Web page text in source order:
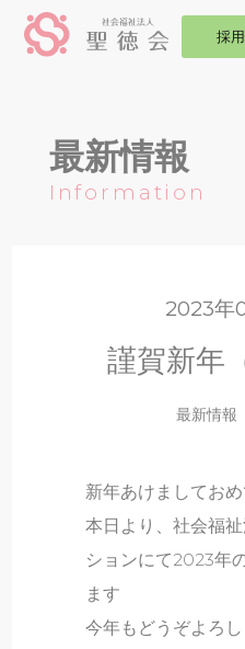
採
最新情報
Information
2023年
謹賀新年
最新情報
新年あけましてお
本日より、社会福
ションにて2023年
ます
今年もどうぞよろ